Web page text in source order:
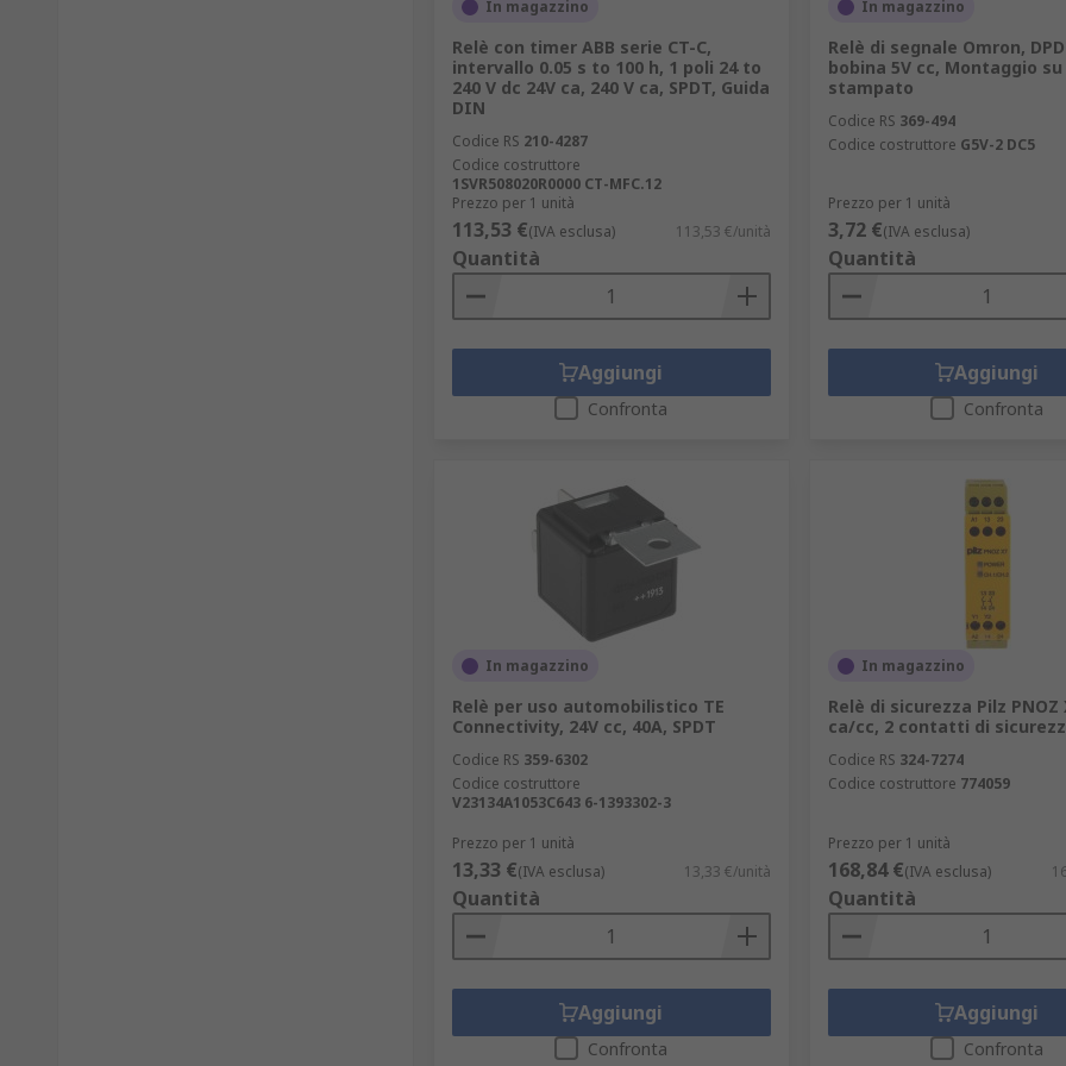
In magazzino
Relè con timer ABB serie CT-C,
intervallo 0.05 s to 100 h, 1 poli 24 to
240 V dc 24V ca, 240 V ca, SPDT, Guida
DIN
Codice RS 210-4287
Codice costruttore
1SVR508020R0000 CT-MFC.12
Prezzo per 1 unità
113,53 €(IVA esclusa) 113,53 €/unità
Quantità
Aggiungi
Confronta
In magazzino
Relè di segnale Omron,
bobina 5V cc, Montaggio
stampato
Codice RS 369-494
Codice costruttore G5V-2 DC5
Prezzo per 1 unità
3,72 €(IVA esclusa)
Quantità
Aggiungi
Confronta
In magazzino
Relè per uso automobilistico TE
Connectivity, 24V cc, 40A, SPDT
Codice RS 359-6302
Codice costruttore
V23134A1053C643 6-1393302-3
Prezzo per 1 unità
13,33 €(IVA esclusa) 13,33 €/unità
Quantità
Aggiungi
Confronta
In magazzino
Relè di sicurezza Pilz PNOZ
ca/cc, 2 contatti di
Codice RS 324-7274
Codice costruttore 774059
Prezzo per 1 unità
168,84 €(IVA esclusa)
Quantità
Aggiungi
Confronta